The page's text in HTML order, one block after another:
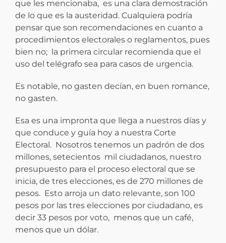
que les mencionaba, es una clara demostración
de lo que es la austeridad. Cualquiera podría
pensar que son recomendaciones en cuanto a
procedimientos electorales o reglamentos, pues
bien no; la primera circular recomienda que el
uso del telégrafo sea para casos de urgencia.
Es notable, no gasten decían, en buen romance,
no gasten.
Esa es una impronta que llega a nuestros días y
que conduce y guía hoy a nuestra Corte
Electoral. Nosotros tenemos un padrón de dos
millones, setecientos mil ciudadanos, nuestro
presupuesto para el proceso electoral que se
inicia, de tres elecciones, es de 270 millones de
pesos. Esto arroja un dato relevante, son 100
pesos por las tres elecciones por ciudadano, es
decir 33 pesos por voto, menos que un café,
menos que un dólar.